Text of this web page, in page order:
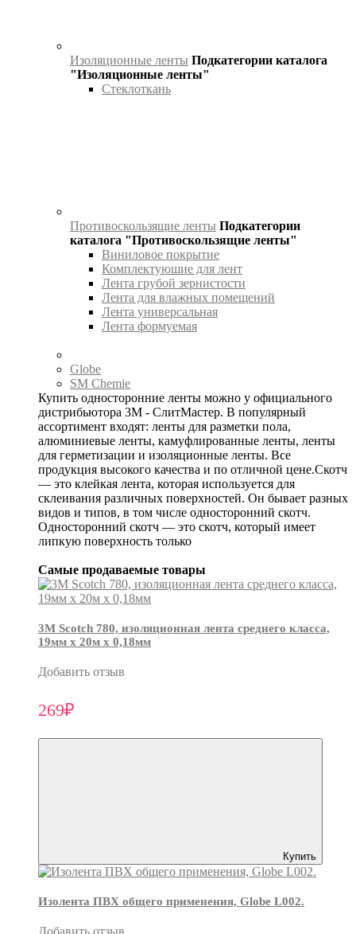
Изоляционные ленты Подкатегории каталога
"Изоляционные ленты"
Стеклоткань
Противоскользящие ленты Подкатегории
каталога "Противоскользящие ленты"
Виниловое покрытие
Комплектуюшие для лент
Лента грубой зернистости
Лента для влажных помещений
Лента универсальная
Лента формуемая
Globe
SM Chemie
Купить односторонние ленты можно у официального
дистрибьютора 3М - СлитМастер. В популярный
ассортимент входят: ленты для разметки пола,
алюминиевые ленты, камуфлированные ленты, ленты
для герметизации и изоляционные ленты. Все
продукция высокого качества и по отличной цене.Скотч
— это клейкая лента, которая используется для
склеивания различных поверхностей. Он бывает разных
видов и типов, в том числе односторонний скотч.
Односторонний скотч — это скотч, который имеет
липкую поверхность только
Самые продаваемые товары
3М Scotch 780, изоляционная лента среднего класса,
19мм х 20м х 0,18мм
Добавить отзыв
269₽
Купить
Изолента ПВХ общего применения, Globe L002.
Добавить отзыв